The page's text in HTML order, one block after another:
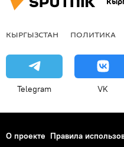
КЫРГЫЗСТАН ПОЛИТИКА
Telegram VK
О проекте Правила